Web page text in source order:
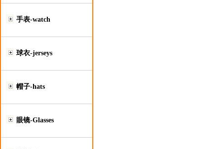
手表-watch
球衣-jerseys
帽子-hats
眼镜-Glasses